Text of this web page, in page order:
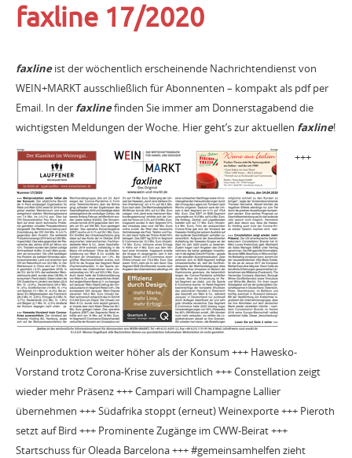
faxline 17/2020
faxlineist der wöchentlich erscheinende Nachrichtendienst von
WEIN+MARKT ausschließlich für Abonnenten – kompakt als pdf per
Email. In der faxlinefinden Sie immer am Donnerstagabend die
wichtigsten Meldungen der Woche. Hier geht’s zur aktuellen faxline!
+++
Weinproduktion weiter höher als der Konsum +++ Hawesko-
Vorstand trotz Corona-Krise zuversichtlich +++ Constellation zeigt
wieder mehr Präsenz +++ Campari will Champagne Lallier
übernehmen +++ Südafrika stoppt (erneut) Weinexporte +++ Pieroth
setzt auf Bird +++ Prominente Zugänge im CWW-Beirat +++
Startschuss für Oleada Barcelona +++ #gemeinsamhelfen zieht